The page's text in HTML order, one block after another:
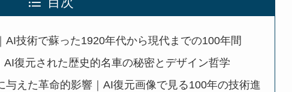
AI技術で蘇った1920年代から現代までの100年間
復元された歴史的名車の秘密とデザイン哲学
与えた革命的影響｜AI復元画像で見る100年の技術進